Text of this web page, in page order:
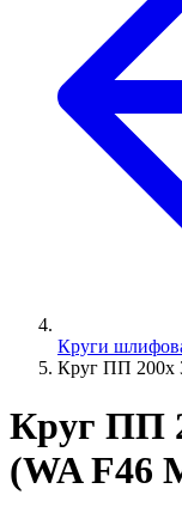
Круги
Круг ПП 200х
Круг ПП
(WA F46